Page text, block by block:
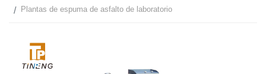
Plantas de espuma de asfalto de laboratorio